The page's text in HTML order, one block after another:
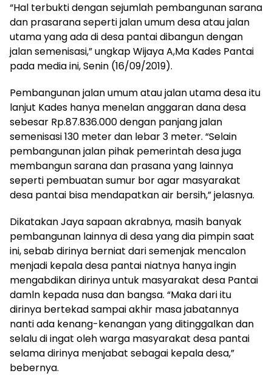
“Hal terbukti dengan sejumlah pembangunan sarana
dan prasarana seperti jalan umum desa atau jalan
utama yang ada di desa pantai dibangun dengan
jalan semenisasi,” ungkap Wijaya A,Ma Kades Pantai
pada media ini, Senin (16/09/2019).
Pembangunan jalan umum atau jalan utama desa itu
lanjut Kades hanya menelan anggaran dana desa
sebesar Rp.87.836.000 dengan panjang jalan
semenisasi 130 meter dan lebar 3 meter. “Selain
pembangunan jalan pihak pemerintah desa juga
membangun sarana dan prasana yang lainnya
seperti pembuatan sumur bor agar masyarakat
desa pantai bisa mendapatkan air bersih,” jelasnya.
Dikatakan Jaya sapaan akrabnya, masih banyak
pembangunan lainnya di desa yang dia pimpin saat
ini, sebab dirinya berniat dari semenjak mencalon
menjadi kepala desa pantai niatnya hanya ingin
mengabdikan dirinya untuk masyarakat desa Pantai
damln kepada nusa dan bangsa. “Maka dari itu
dirinya bertekad sampai akhir masa jabatannya
nanti ada kenang-kenangan yang ditinggalkan dan
selalu di ingat oleh warga masyarakat desa pantai
selama dirinya menjabat sebagai kepala desa,”
bebernya.